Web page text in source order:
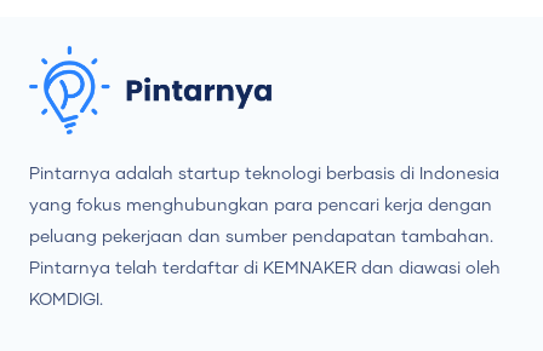
Pintarnya adalah startup teknologi berbasis di Indonesia
yang fokus menghubungkan para pencari kerja dengan
peluang pekerjaan dan sumber pendapatan tambahan.
Pintarnya telah terdaftar di KEMNAKER dan diawasi oleh
KOMDIGI.